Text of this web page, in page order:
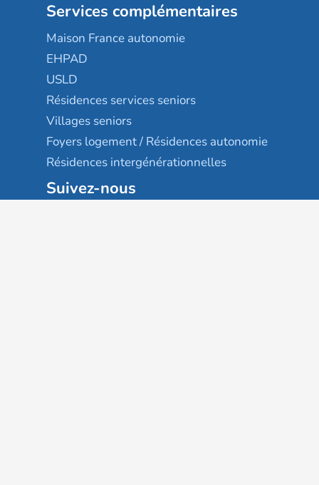
Services complémentaires
Maison France autonomie
EHPAD
USLD
Résidences services seniors
Villages seniors
Foyers logement / Résidences autonomie
Résidences intergénérationnelles
Suivez-nous